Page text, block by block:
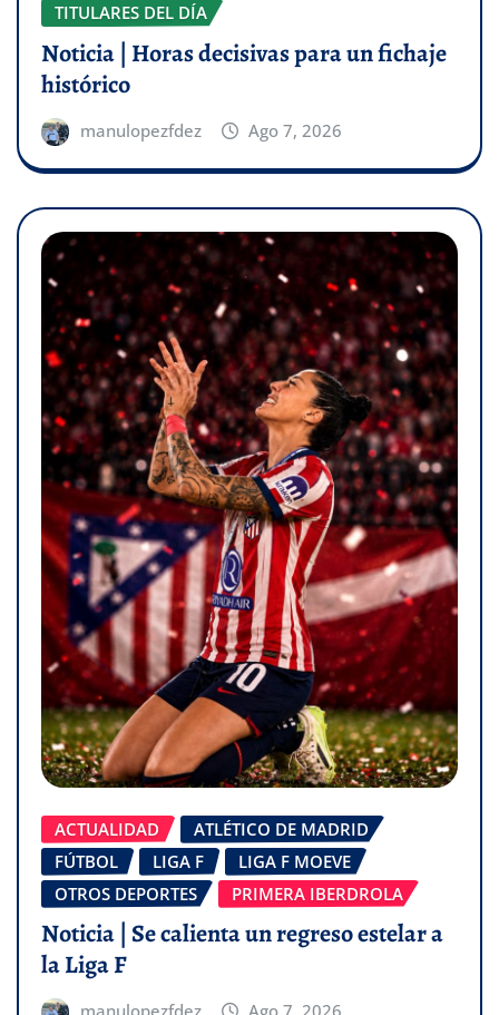
TITULARES DEL DÍA
Noticia | Horas decisivas para un fichaje
histórico
manulopezfdez Ago 7, 2026
ACTUALIDAD
ATLÉTICO DE MADRID
FÚTBOL
LIGA F
LIGA F MOEVE
OTROS DEPORTES
PRIMERA IBERDROLA
Noticia | Se calienta un regreso estelar a
la Liga F